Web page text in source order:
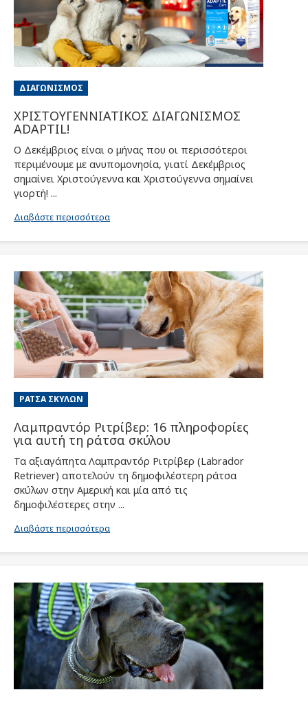
ΔΙΑΓΩΝΙΣΜΌΣ
ΧΡΙΣΤΟΥΓΕΝΝΙΑΤΙΚΟΣ ΔΙΑΓΩΝΙΣΜΟΣ
ADAPTIL!
Ο Δεκέμβριος είναι ο μήνας που οι περισσότεροι
περιμένουμε με ανυπομονησία, γιατί Δεκέμβριος
σημαίνει Χριστούγεννα και Χριστούγεννα σημαίνει
γιορτή! ...
Διαβάστε περισσότερα
ΡΆΤΣΑ ΣΚΎΛΩΝ
Λαμπραντόρ Ριτρίβερ: 16 πληροφορίες
για αυτή τη ράτσα σκύλου
Τα αξιαγάπητα Λαμπραντόρ Ριτρίβερ (Labrador
Retriever) αποτελούν τη δημοφιλέστερη ράτσα
σκύλων στην Αμερική και μία από τις
δημοφιλέστερες στην ...
Διαβάστε περισσότερα